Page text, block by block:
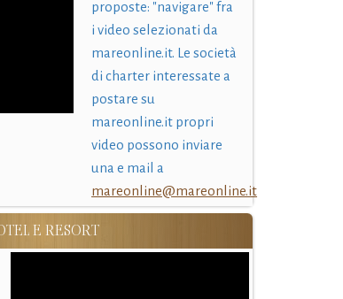
proposte: "navigare" fra
i video selezionati da
mareonline.it. Le società
di charter interessate a
postare su
mareonline.it propri
video possono inviare
una e mail a
mareonline@mareonline.it
E RESORT